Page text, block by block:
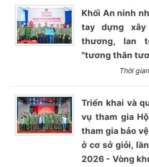
Khối An ninh
tay dựng
thương, lan
"tương thân
Thời
Triển khai và
vụ tham gia
tham gia bảo
ở cơ sở giỏi,
2026 - Vòng